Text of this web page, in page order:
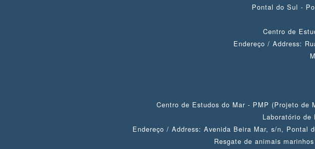
Pontal do Sul -
Centro de
Endereço / Address:
Centro de Estudos do Mar - PMP (Projeto de
Laboratório de
Endereço / Address: Avenida Beira Mar, s/n, Pontal
Resgate de animais